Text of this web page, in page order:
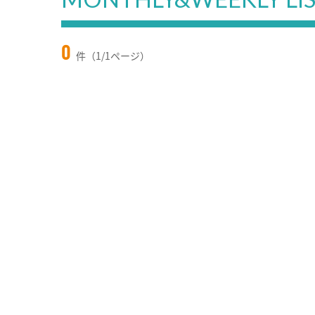
0 件（1/1ページ）